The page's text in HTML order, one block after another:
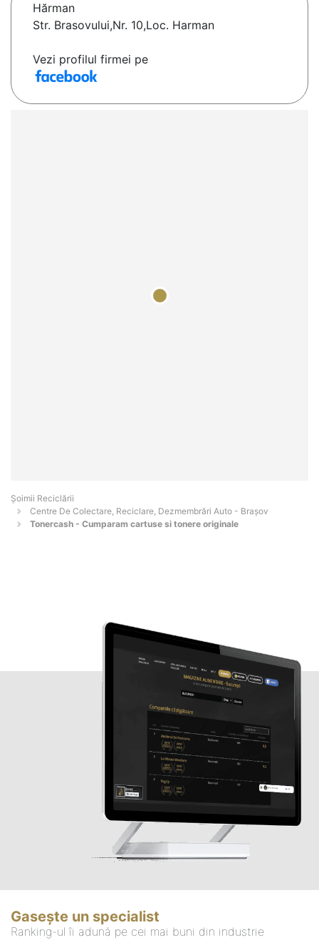
Hărman
Str. Brasovului,Nr. 10,Loc. Harman
Vezi profilul firmei pe
Șoimii Reciclării
Centre De Colectare, Reciclare, Dezmembrări Auto - Braşov
Tonercash - Cumparam cartuse si tonere originale
Gasește un specialist
Ranking-ul îi adună pe cei mai buni din industrie